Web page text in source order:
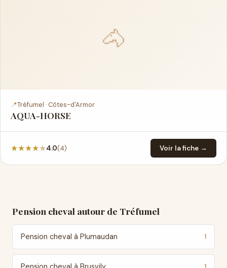
🐴
📍Tréfumel · Côtes-d'Armor
AQUA-HORSE
★★★★★4.0(4) Voir la fiche →
Pension cheval autour de Tréfumel
Pension cheval à Plumaudan 1